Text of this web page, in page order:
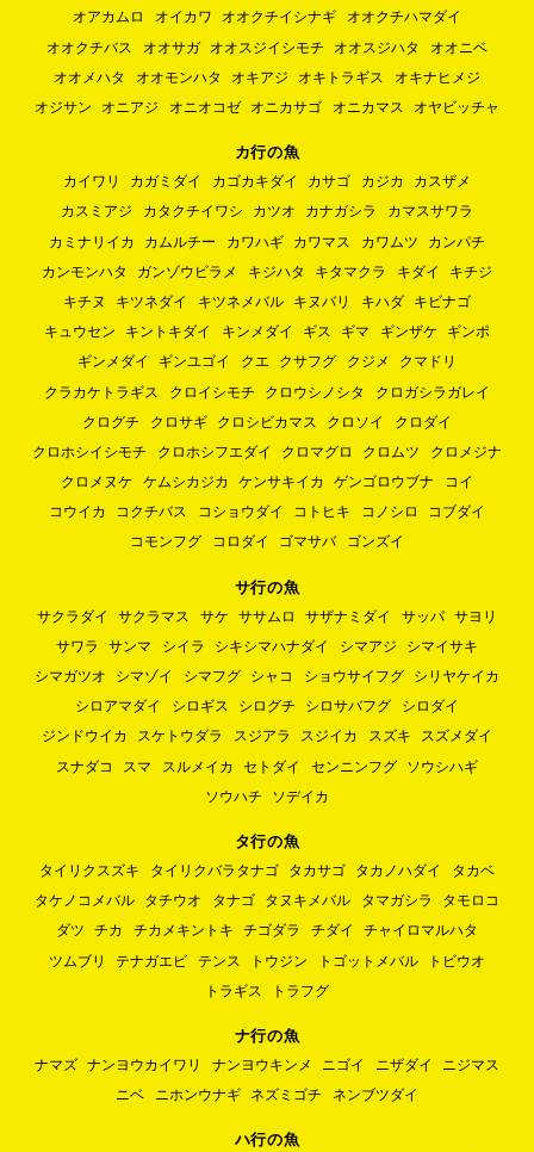
オアカムロ オイカワ オオクチイシナギ
オオクチハマダイ
オオクチバス
オオサガ オオスジイシモチ オオスジハタ
オオニベ
オオメハタ
オオモンハタ オキアジ オキトラギス
オキナヒメジ
オジサン
オニアジ オニオコゼ オニカサゴ オニカマス オヤビッチャ
カ行の魚
カイワリ カガミダイ カゴカキダイ カサゴ カジカ
カスザメ
カスミアジ
カタクチイワシ カツオ カナガシラ
カマスサワラ
カミナリイカ
カムルチー カワハギ カワマス カワムツ
カンパチ
カンモンハタ
ガンゾウビラメ キジハタ キタマクラ キダイ
キチジ
キチヌ
キツネダイ キツネメバル キヌバリ キハダ
キビナゴ
キュウセン
キントキダイ キンメダイ ギス ギマ ギンザケ
ギンポ
ギンメダイ
ギンユゴイ クエ クサフグ クジメ
クマドリ
クラカケトラギス
クロイシモチ クロウシノシタ
クロガシラガレイ
クログチ
クロサギ クロシビカマス クロソイ
クロダイ
クロホシイシモチ
クロホシフエダイ クロマグロ クロムツ
クロメジナ
クロメヌケ
ケムシカジカ ケンサキイカ ゲンゴロウブナ
コイ
コウイカ
コクチバス コショウダイ コトヒキ コノシロ
コブダイ
コモンフグ
コロダイ ゴマサバ ゴンズイ
サ行の魚
サクラダイ サクラマス サケ ササムロ サザナミダイ サッパ サヨリ
サワラ
サンマ シイラ シキシマハナダイ シマアジ
シマイサキ
シマガツオ
シマゾイ シマフグ シャコ ショウサイフグ
シリヤケイカ
シロアマダイ
シロギス シログチ シロサバフグ
シロダイ
ジンドウイカ
スケトウダラ スジアラ スジイカ スズキ
スズメダイ
スナダコ
スマ スルメイカ セトダイ センニンフグ
ソウシハギ
ソウハチ
ソデイカ
タ行の魚
タイリクスズキ タイリクバラタナゴ タカサゴ タカノハダイ
タカベ
タケノコメバル
タチウオ タナゴ タヌキメバル タマガシラ
タモロコ
ダツ
チカ チカメキントキ チゴダラ チダイ
チャイロマルハタ
ツムブリ
テナガエビ テンス トウジン トゴットメバル
トビウオ
トラギス
トラフグ
ナ行の魚
ナマズ ナンヨウカイワリ ナンヨウキンメ ニゴイ ニザダイ
ニジマス
ニベ
ニホンウナギ ネズミゴチ ネンブツダイ
ハ行の魚